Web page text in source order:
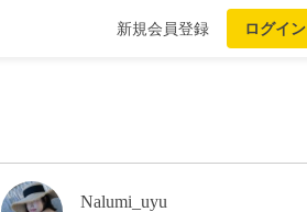
新規会員登録 ログイン
Nalumi_uyu